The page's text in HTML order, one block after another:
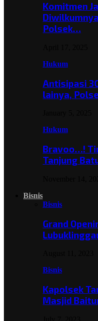
Komitmen
Polsek…
Hukum
Antisipasi
lainya,
Hukum
Bravoo…!
Tanjung
Bisnis
Bisnis
Grand
Bisnis
Kapolsek
Masjid